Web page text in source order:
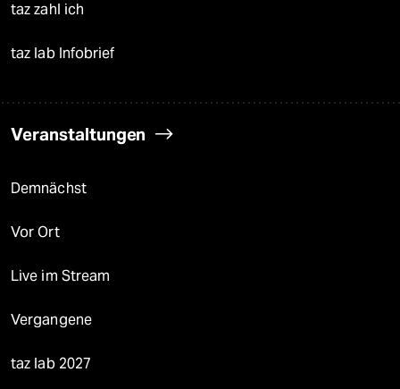
taz zahl ich
taz lab Infobrief
Veranstaltungen
Demnächst
Vor Ort
Live im Stream
Vergangene
taz lab 2027